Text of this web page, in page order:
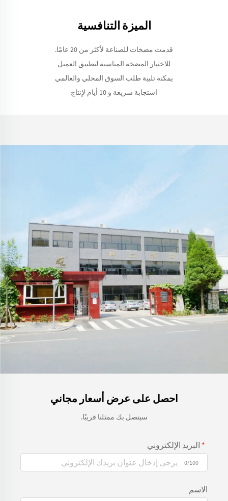
الميزة التنافسية
قدمت مضخات للصناعة لأكثر من 20 عامًا.
للاختيار المضخة المناسبة لتطبيق العميل
يمكنه تلبية طلب السوق المحلي والعالمي
استجابة سريعة و 10 أيام لإنتاج
احصل على عرض أسعار مجاني
سيتصل بك ممثلنا قريبًا.
البريد الإلكتروني
0/100
الاسم